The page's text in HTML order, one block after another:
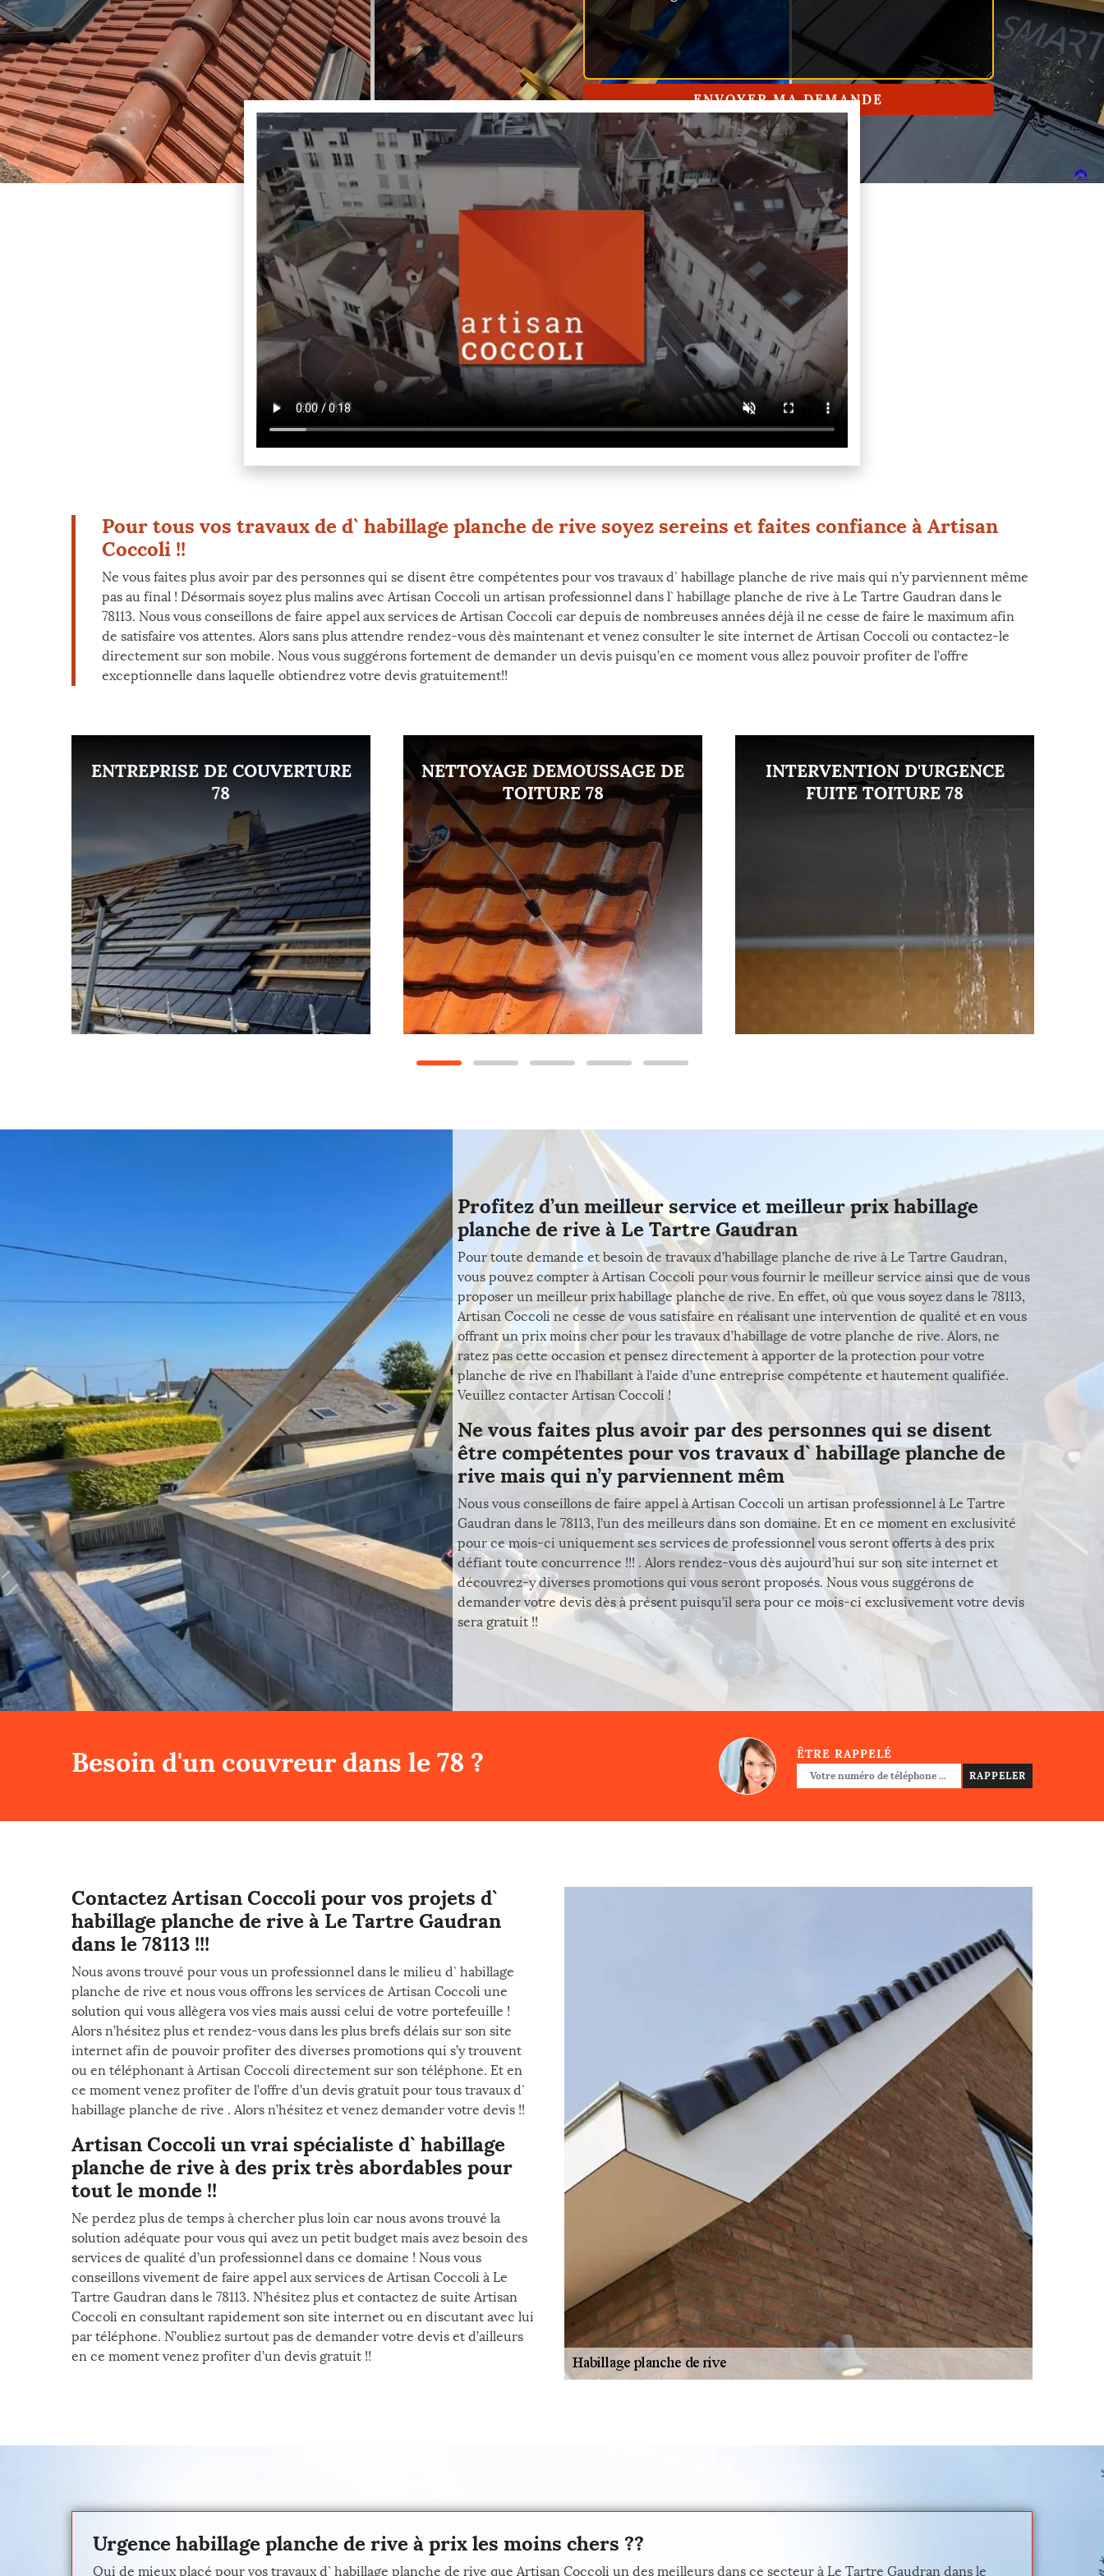
Pour tous vos travaux de d` habillage planche de rive soyez sereins et faites confiance à Artisan
Coccoli !!
Ne vous faites plus avoir par des personnes qui se disent être compétentes pour vos travaux d` habillage planche de rive mais qui n’y parviennent même
pas au final ! Désormais soyez plus malins avec Artisan Coccoli un artisan professionnel dans l` habillage planche de rive à Le Tartre Gaudran dans le
78113. Nous vous conseillons de faire appel aux services de Artisan Coccoli car depuis de nombreuses années déjà il ne cesse de faire le maximum afin
de satisfaire vos attentes. Alors sans plus attendre rendez-vous dès maintenant et venez consulter le site internet de Artisan Coccoli ou contactez-le
directement sur son mobile. Nous vous suggérons fortement de demander un devis puisqu’en ce moment vous allez pouvoir profiter de l’offre
exceptionnelle dans laquelle obtiendrez votre devis gratuitement!!
ENTREPRISE DE COUVERTURE
78
NETTOYAGE DEMOUSSAGE DE
TOITURE 78
INTERVENTION D'URGENCE
FUITE TOITURE 78
Profitez d’un meilleur service et meilleur prix habillage
planche de rive à Le Tartre Gaudran
Pour toute demande et besoin de travaux d’habillage planche de rive à Le Tartre Gaudran,
vous pouvez compter à Artisan Coccoli pour vous fournir le meilleur service ainsi que de vous
proposer un meilleur prix habillage planche de rive. En effet, où que vous soyez dans le 78113,
Artisan Coccoli ne cesse de vous satisfaire en réalisant une intervention de qualité et en vous
offrant un prix moins cher pour les travaux d’habillage de votre planche de rive. Alors, ne
ratez pas cette occasion et pensez directement à apporter de la protection pour votre
planche de rive en l’habillant à l’aide d’une entreprise compétente et hautement qualifiée.
Veuillez contacter Artisan Coccoli !
Ne vous faites plus avoir par des personnes qui se disent
être compétentes pour vos travaux d` habillage planche de
rive mais qui n’y parviennent mêm
Nous vous conseillons de faire appel à Artisan Coccoli un artisan professionnel à Le Tartre
Gaudran dans le 78113, l’un des meilleurs dans son domaine. Et en ce moment en exclusivité
pour ce mois-ci uniquement ses services de professionnel vous seront offerts à des prix
défiant toute concurrence !!! . Alors rendez-vous dès aujourd’hui sur son site internet et
découvrez-y diverses promotions qui vous seront proposés. Nous vous suggérons de
demander votre devis dès à présent puisqu’il sera pour ce mois-ci exclusivement votre devis
sera gratuit !!
Besoin d'un couvreur dans le 78 ? ÊTRE RAPPELÉ
Contactez Artisan Coccoli pour vos projets d`
habillage planche de rive à Le Tartre Gaudran
dans le 78113 !!!
Nous avons trouvé pour vous un professionnel dans le milieu d` habillage
planche de rive et nous vous offrons les services de Artisan Coccoli une
solution qui vous allègera vos vies mais aussi celui de votre portefeuille !
Alors n’hésitez plus et rendez-vous dans les plus brefs délais sur son site
internet afin de pouvoir profiter des diverses promotions qui s’y trouvent
ou en téléphonant à Artisan Coccoli directement sur son téléphone. Et en
ce moment venez profiter de l’offre d’un devis gratuit pour tous travaux d`
habillage planche de rive . Alors n’hésitez et venez demander votre devis !!
Artisan Coccoli un vrai spécialiste d` habillage
planche de rive à des prix très abordables pour
tout le monde !!
Ne perdez plus de temps à chercher plus loin car nous avons trouvé la
solution adéquate pour vous qui avez un petit budget mais avez besoin des
services de qualité d’un professionnel dans ce domaine ! Nous vous
conseillons vivement de faire appel aux services de Artisan Coccoli à Le
Tartre Gaudran dans le 78113. N’hésitez plus et contactez de suite Artisan
Coccoli en consultant rapidement son site internet ou en discutant avec lui
par téléphone. N’oubliez surtout pas de demander votre devis et d’ailleurs
en ce moment venez profiter d’un devis gratuit !!
Urgence habillage planche de rive à prix les moins chers ??
Qui de mieux placé pour vos travaux d` habillage planche de rive que Artisan Coccoli un des meilleurs dans ce secteur à Le Tartre Gaudran dans le